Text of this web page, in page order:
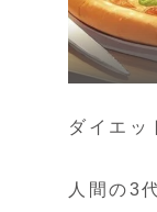
ダイエッ
人間の3